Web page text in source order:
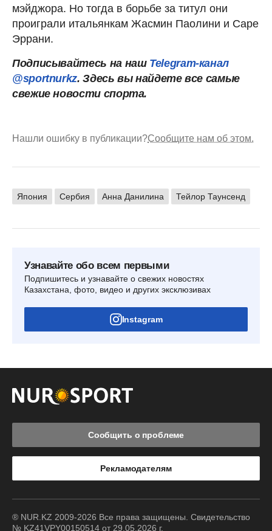
мэйджора. Но тогда в борьбе за титул они
проиграли итальянкам Жасмин Паолини и Саре
Эррани.
Подписывайтесь на наш Telegram-канал
@sportnurkz. Здесь вы найдете все самые
свежие новости спорта.
Нашли ошибку в публикации?Сообщите нам об этом.
Япония Сербия Анна Данилина Тейлор Таунсенд
Узнавайте обо всем первыми
Подпишитесь и узнавайте о свежих новостях
Казахстана, фото, видео и других эксклюзивах
Instagram
Сообщить о проблеме
Рекламодателям
® NUR.KZ 2009-2026 Все права защищены. Свидетельство
№ KZ41VPY00150514 от 29.05.2026 г.